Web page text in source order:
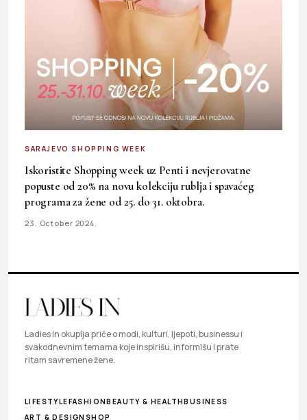
SARAJEVO SHOPPING WEEK
Iskoristite Shopping week uz Penti i nevjerovatne
popuste od 20% na novu kolekciju rublja i spavaćeg
programa za žene od 25. do 31. oktobra.
23. October 2024.
Ladies In okuplja priče o modi, kulturi, ljepoti, businessu i
svakodnevnim temama koje inspirišu, informišu i prate
ritam savremene žene.
LIFESTYLEFASHIONBEAUTY & HEALTHBUSINESS
ART & DESIGN SHOP